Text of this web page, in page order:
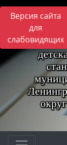
Версия сайта
для
слабовидящих